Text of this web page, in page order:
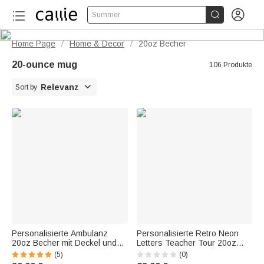
Summer  
Home Page / Home & Decor / 20oz Becher
20-ounce mug 106 Produkte
Sort by Relevanz 
Personalisierte Ambulanz
20oz Becher mit Deckel und
Strohhalm Wertschätzung
EMS Woche Geschenk für
(5)
Personalisierte Retro Neon
Letters Teacher Tour 20oz
Skinny Becher mit Strohhalm
und Reinigungsbürste zurück
(0)